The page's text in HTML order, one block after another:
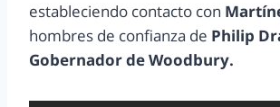
estableciendo contacto con
hombres de confianza de Philip
Gobernador de Woodbury.